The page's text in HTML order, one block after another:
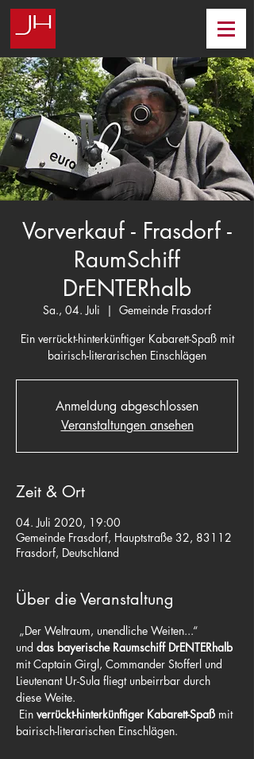
Vorverkauf - Frasdorf -
RaumSchiff
DrENTERhalb
Sa., 04. Juli
  |
Gemeinde Frasdorf
Ein verrückt-hinterkünftiger Kabarett-Spaß mit
bairisch-literarischen Einschlägen
Anmeldung abgeschlossen
Veranstaltungen ansehen
Zeit & Ort
04. Juli 2020, 19:00
Gemeinde Frasdorf, Hauptstraße 32, 83112
Frasdorf, Deutschland
Über die Veranstaltung
„Der Weltraum, unendliche Weiten...“
und das bayerische Raumschiff DrENTERhalb
mit Captain Girgl, Commander Stofferl und
Lieutenant Ur-Sula fliegt unbeirrbar durch
diese Weite.
Ein verrückt-hinterkünftiger Kabarett-Spaß mit
bairisch-literarischen Einschlägen.